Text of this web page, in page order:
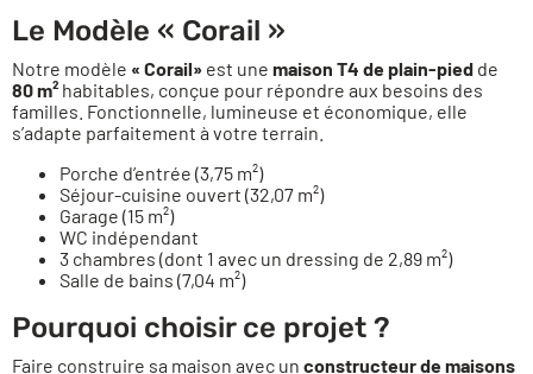
Le Modèle « Corail »
Notre modèle « Corail» est une maison T4 de plain-pied de
80 m²habitables, conçue pour répondre aux besoins des
familles. Fonctionnelle, lumineuse et économique, elle
s’adapte parfaitement à votre terrain.
Porche d’entrée (3,75 m²)
Séjour-cuisine ouvert (32,07 m²)
Garage (15 m²)
WC indépendant
3 chambres (dont 1 avec un dressing de 2,89 m²)
Salle de bains (7,04 m²)
Pourquoi choisir ce projet ?
Faire construire sa maison avec un constructeur de maisons